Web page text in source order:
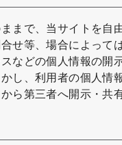
まで、当サイトを自
せ等、場合によって
などの個人情報の開
し、利用者の個人情
ら第三者へ開示・共